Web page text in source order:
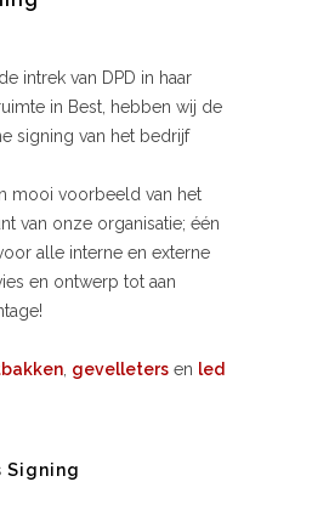
intrek van DPD in haar
in Best, hebben wij de
signing van het bedrijf
mooi voorbeeld van het
van onze organisatie; één
alle interne en externe
en ontwerp tot aan
, gevelleters en led